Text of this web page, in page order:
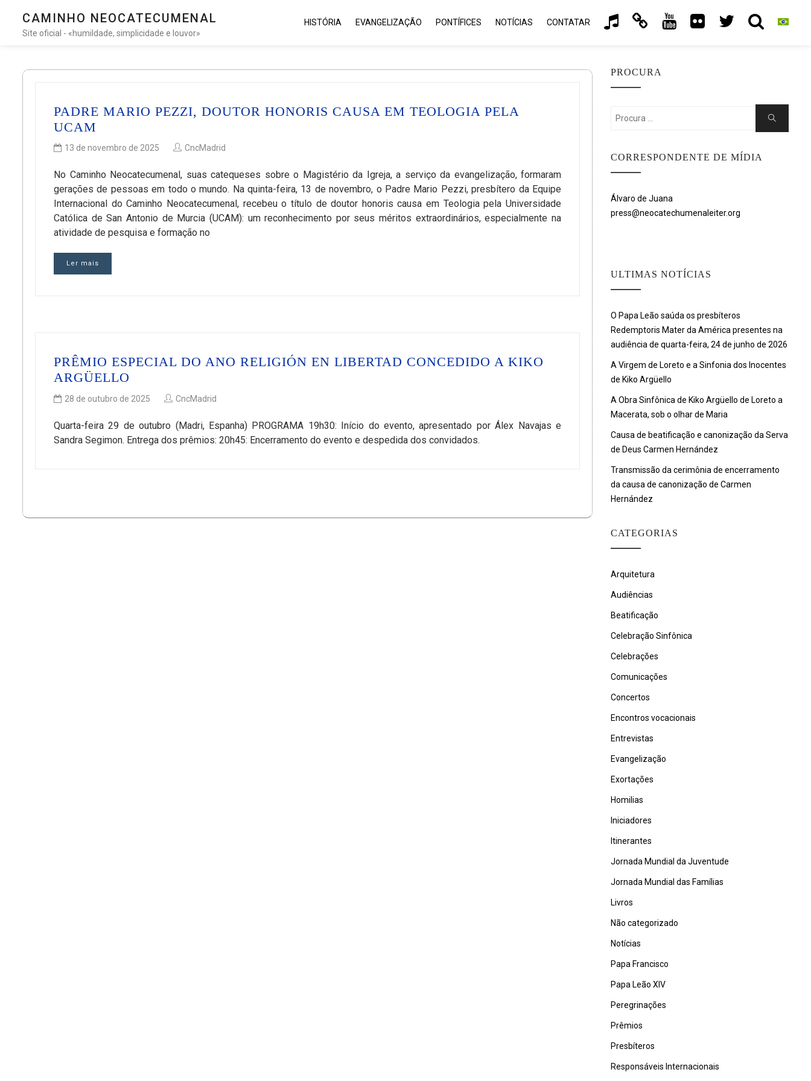
CAMINHO NEOCATECUMENAL
Site oficial - «humildade, simplicidade e louvor»
HISTÓRIA EVANGELIZAÇÃO PONTÍFICES NOTÍCIAS CONTATAR
PADRE MARIO PEZZI, DOUTOR HONORIS CAUSA EM TEOLOGIA PELA
UCAM
13 de novembro de 2025 CncMadrid
No Caminho Neocatecumenal, suas catequeses sobre o Magistério da Igreja, a serviço da evangelização, formaram
gerações de pessoas em todo o mundo. Na quinta-feira, 13 de novembro, o Padre Mario Pezzi, presbítero da Equipe
Internacional do Caminho Neocatecumenal, recebeu o título de doutor honoris causa em Teologia pela Universidade
Católica de San Antonio de Murcia (UCAM): um reconhecimento por seus méritos extraordinários, especialmente na
atividade de pesquisa e formação no
Ler mais
PRÊMIO ESPECIAL DO ANO RELIGIÓN EN LIBERTAD CONCEDIDO A KIKO
ARGÜELLO
28 de outubro de 2025 CncMadrid
Quarta-feira 29 de outubro (Madri, Espanha) PROGRAMA 19h30: Início do evento, apresentado por Álex Navajas e
Sandra Segimon. Entrega dos prêmios: 20h45: Encerramento do evento e despedida dos convidados.
PROCURA
Search
Search
CORRESPONDENTE DE MÍDIA
Álvaro de Juana
press@neocatechumenaleiter.org
ULTIMAS NOTÍCIAS
O Papa Leão saúda os presbíteros
Redemptoris Mater da América presentes na
audiência de quarta-feira, 24 de junho de 2026
A Virgem de Loreto e a Sinfonia dos Inocentes
de Kiko Argüello
A Obra Sinfônica de Kiko Argüello de Loreto a
Macerata, sob o olhar de Maria
Causa de beatificação e canonização da Serva
de Deus Carmen Hernández
Transmissão da cerimônia de encerramento
da causa de canonização de Carmen
Hernández
CATEGORIAS
Arquitetura
Audiências
Beatificação
Celebração Sinfônica
Celebrações
Comunicações
Concertos
Encontros vocacionais
Entrevistas
Evangelização
Exortações
Homilias
Iniciadores
Itinerantes
Jornada Mundial da Juventude
Jornada Mundial das Famílias
Livros
Não categorizado
Notícias
Papa Francisco
Papa Leão XIV
Peregrinações
Prêmios
Presbíteros
Responsáveis Internacionais